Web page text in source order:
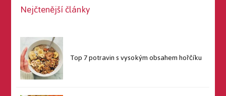
Nejčtenější články
Top 7 potravin s vysokým obsahem hořčíku